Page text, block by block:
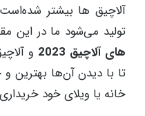
آلاچیق ها بیشتر
تولید می‌شود ما در این
های آلاچیق 2023
و آلاچیق
تا با دیدن آن‌ها بهترین و
خانه یا ویلای خود